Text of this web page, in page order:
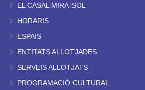
EL CASAL MIRA-SOL
HORARIS
ESPAIS
ENTITATS ALLOTJADES
SERVEIS ALLOTJATS
PROGRAMACIÓ CULTURAL